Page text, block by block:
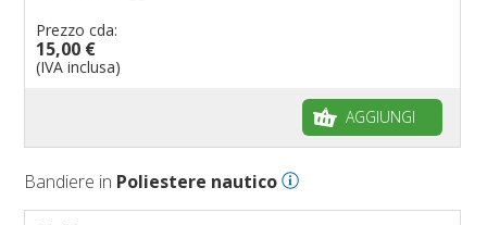
Bandiere per eventi
Bandiere per biciclette
Bandiere per eventi religiosi
Bandiere per enti pubblici
Come piegare il tricolore
Prezzo cda:
15,00 €
(IVA inclusa)
AGGIUNGI
Bandiere in Poliestere nautico